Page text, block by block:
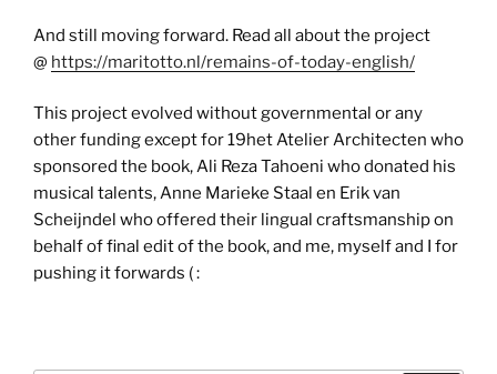
And still moving forward. Read all about the project
@ https://maritotto.nl/remains-of-today-english/
This project evolved without governmental or any
other funding except for 19het Atelier Architecten who
sponsored the book, Ali Reza Tahoeni who donated his
musical talents, Anne Marieke Staal en Erik van
Scheijndel who offered their lingual craftsmanship on
behalf of final edit of the book, and me, myself and I for
pushing it forwards ( :